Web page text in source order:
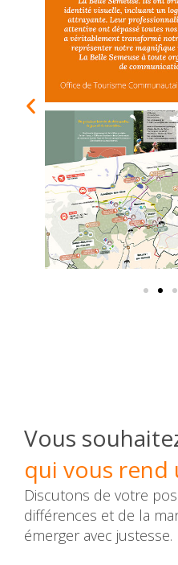
Vous
qui vous rend
Discutons de votre
différences et de la
émerger avec justesse.